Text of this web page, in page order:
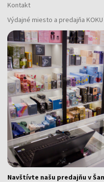
Kontakt
Výdajné miesto a predajňa
Navštívte našu predajňu v